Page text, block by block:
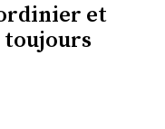
et
toujours